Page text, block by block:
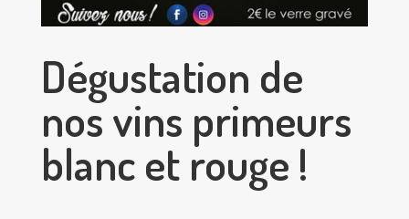
Dégustation de
nos vins primeurs
blanc et rouge !